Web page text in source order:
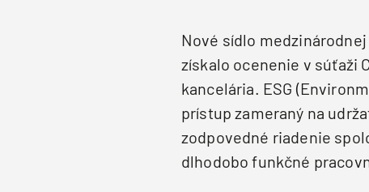
Nové sídlo
získalo ocenenie v súťaži
kancelária. ESG
prístup zameraný na
zodpovedné riadenie
dlhodobo funkčné